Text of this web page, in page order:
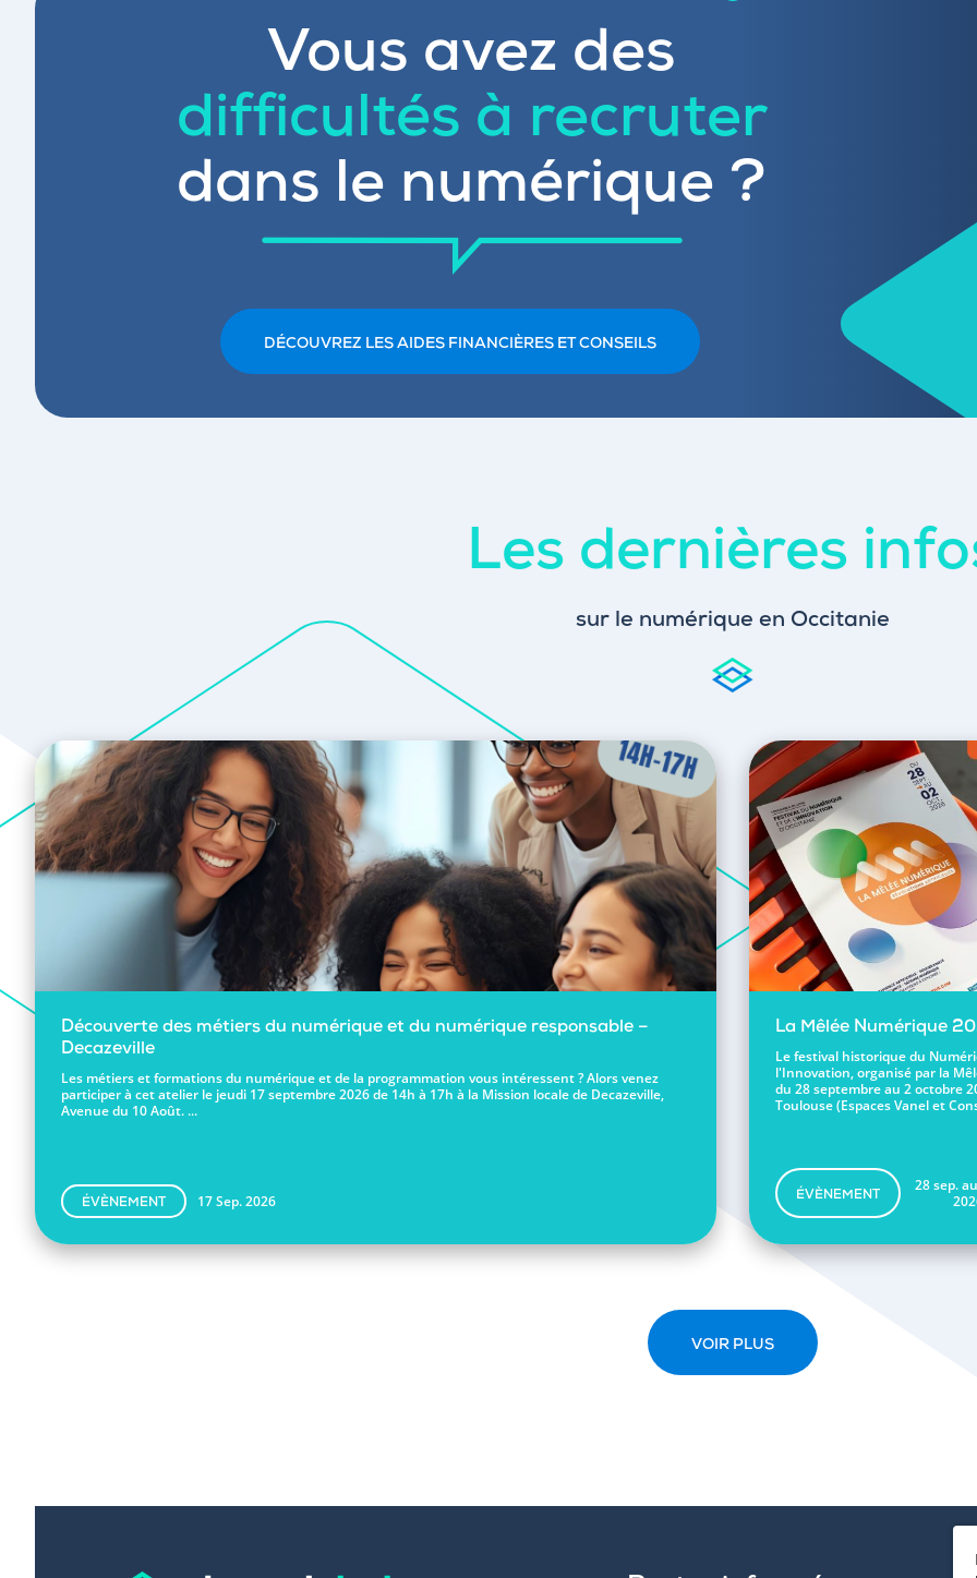
Vous avez des
difficultés à recruter
dans le numérique ?
DÉCOUVREZ LES AIDES FINANCIÈRES ET CONSEILS
Les dernières
sur le numérique en Occitanie
Découverte des métiers du numérique et du numérique responsable –
Decazeville
Les métiers et formations du numérique et de la programmation vous intéressent ? Alors venez
participer à cet atelier le jeudi 17 septembre 2026 de 14h à 17h à la Mission locale de Decazeville,
Avenue du 10 Août. ...
ÉVÈNEMENT 17 Sep. 2026
La Mêlée Numérique
Le festival historique du
l'Innovation, organisé par la
du 28 septembre au 2 octobre
Toulouse (Espaces Vanel et
ÉVÈNEMENT
28 sep.
VOIR PLUS